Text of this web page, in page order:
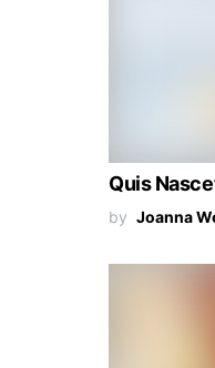
Quis
by Joanna